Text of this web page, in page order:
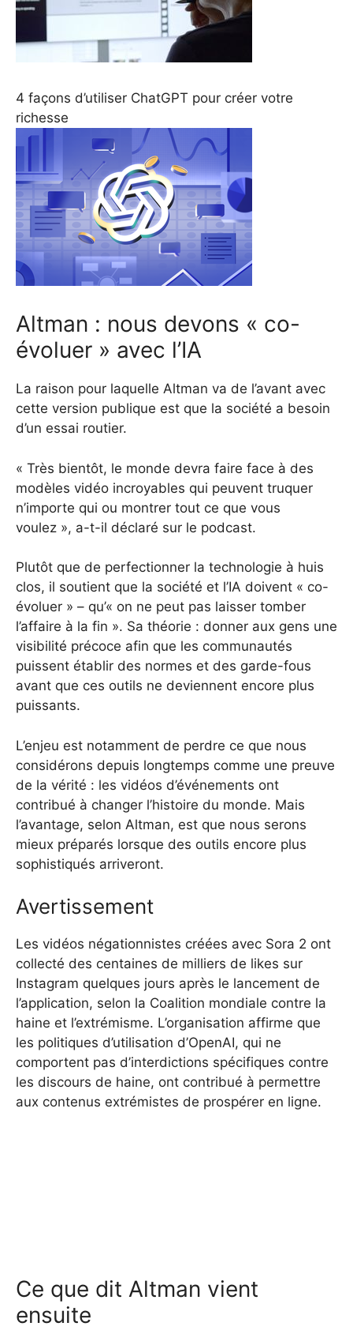
4 façons d’utiliser ChatGPT pour créer votre
richesse
Altman : nous devons « co-
évoluer » avec l’IA
La raison pour laquelle Altman va de l’avant avec
cette version publique est que la société a besoin
d’un essai routier.
« Très bientôt, le monde devra faire face à des
modèles vidéo incroyables qui peuvent truquer
n’importe qui ou montrer tout ce que vous
voulez », a-t-il déclaré sur le podcast.
Plutôt que de perfectionner la technologie à huis
clos, il soutient que la société et l’IA doivent « co-
évoluer » – qu’« on ne peut pas laisser tomber
l’affaire à la fin ». Sa théorie : donner aux gens une
visibilité précoce afin que les communautés
puissent établir des normes et des garde-fous
avant que ces outils ne deviennent encore plus
puissants.
L’enjeu est notamment de perdre ce que nous
considérons depuis longtemps comme une preuve
de la vérité : les vidéos d’événements ont
contribué à changer l’histoire du monde. Mais
l’avantage, selon Altman, est que nous serons
mieux préparés lorsque des outils encore plus
sophistiqués arriveront.
Avertissement
Les vidéos négationnistes créées avec Sora 2 ont
collecté des centaines de milliers de likes sur
Instagram quelques jours après le lancement de
l’application, selon la Coalition mondiale contre la
haine et l’extrémisme. L’organisation affirme que
les politiques d’utilisation d’OpenAI, qui ne
comportent pas d’interdictions spécifiques contre
les discours de haine, ont contribué à permettre
aux contenus extrémistes de prospérer en ligne.
Ce que dit Altman vient
ensuite